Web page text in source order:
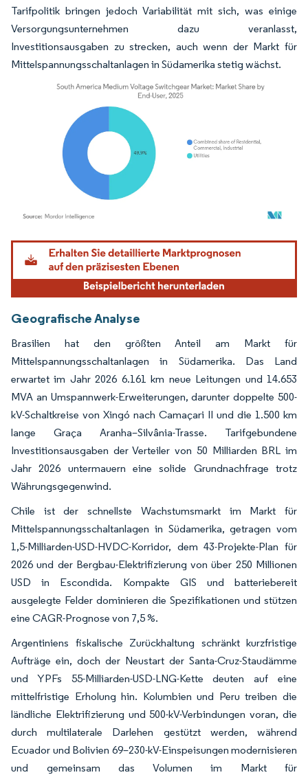
Tarifpolitik bringen jedoch Variabilität mit sich, was einige
Versorgungsunternehmen dazu veranlasst,
Investitionsausgaben zu strecken, auch wenn der Markt für
Mittelspannungsschaltanlagen in Südamerika stetig wächst.
Bild © Mordor Intelligence. Wiederverwendung erfordert Namensnennung gemäß
Geografische Analyse
Brasilien hat den größten Anteil am Markt für
Mittelspannungsschaltanlagen in Südamerika. Das Land
erwartet im Jahr 2026 6.161 km neue Leitungen und 14.653
MVA an Umspannwerk-Erweiterungen, darunter doppelte 500-
kV-Schaltkreise von Xingó nach Camaçari II und die 1.500 km
lange Graça Aranha–Silvânia-Trasse. Tarifgebundene
Investitionsausgaben der Verteiler von 50 Milliarden BRL im
Jahr 2026 untermauern eine solide Grundnachfrage trotz
Währungsgegenwind.
Chile ist der schnellste Wachstumsmarkt im Markt für
Mittelspannungsschaltanlagen in Südamerika, getragen vom
1,5-Milliarden-USD-HVDC-Korridor, dem 43-Projekte-Plan für
2026 und der Bergbau-Elektrifizierung von über 250 Millionen
USD in Escondida. Kompakte GIS und batteriebereit
ausgelegte Felder dominieren die Spezifikationen und stützen
eine CAGR-Prognose von 7,5 %.
Argentiniens fiskalische Zurückhaltung schränkt kurzfristige
Aufträge ein, doch der Neustart der Santa-Cruz-Staudämme
und YPFs 55-Milliarden-USD-LNG-Kette deuten auf eine
mittelfristige Erholung hin. Kolumbien und Peru treiben die
ländliche Elektrifizierung und 500-kV-Verbindungen voran, die
durch multilaterale Darlehen gestützt werden, während
Ecuador und Bolivien 69–230-kV-Einspeisungen modernisieren
und gemeinsam das Volumen im Markt für